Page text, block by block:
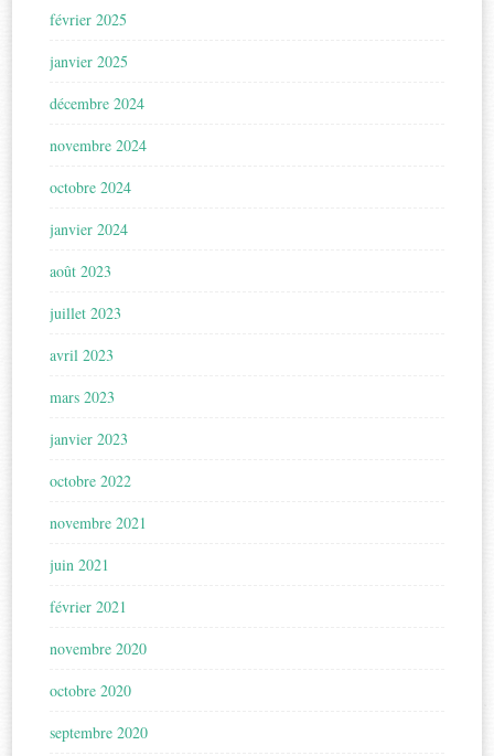
février 2025
janvier 2025
décembre 2024
novembre 2024
octobre 2024
janvier 2024
août 2023
juillet 2023
avril 2023
mars 2023
janvier 2023
octobre 2022
novembre 2021
juin 2021
février 2021
novembre 2020
octobre 2020
septembre 2020